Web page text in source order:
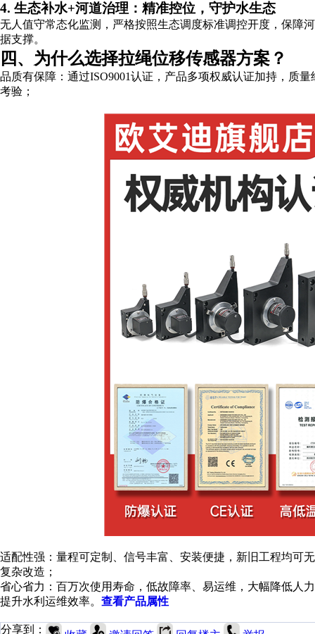
4. 生态补水+河道治理：精准控位，守护水生态
无人值守常态化监测，严格按照生态调度标准调控开度，保障
据支撑。
四、为什么选择拉绳位移传感器方案？
品质有保障：通过ISO9001认证，产品多项权威认证加持，质
考验；
适配性强：量程可定制、信号丰富、安装便捷，新旧工程均可
复杂改造；
省心省力：百万次使用寿命，低故障率、易运维，大幅降低人
提升水利运维效率。 查看产品属性
分享到：